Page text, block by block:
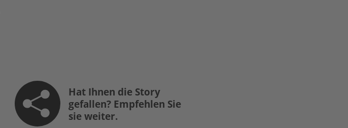
Hat Ihnen die Story
gefallen? Empfehlen Sie
sie weiter.